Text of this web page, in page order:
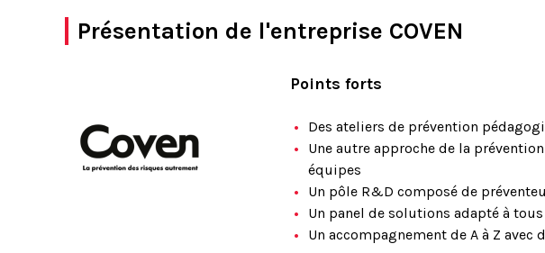
Présentation de l'entreprise COVEN
Points forts
Des ateliers de prévention
Une autre approche de la
équipes
Un pôle R&D composé de
Un panel de solutions adapté à
Un accompagnement de A à Z